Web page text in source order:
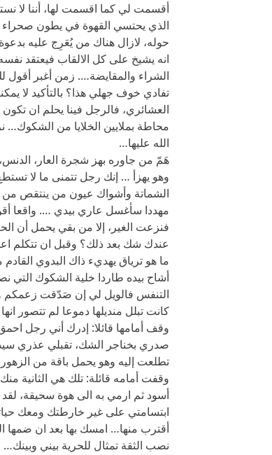
أقسمت لي كما اقسمت لها، أننا لا
الذي يحتسي القهوة في يطون صحراء
حوله، لازال هناك من يُعَرِج عليه
انه يشيخ على كل الالقاب فيعتقد
الشراء والمقايضة…. زمن أغبر أقول
تفادي خوف جهلي هذا؟ بالتأكيد لا
العشائري، فالرجل فينا يحلم ان
محاطة بملايين الخلايا من الشكوك…
الله عليها…
هَمّ من جاوره بهز شجرة العار،
وهو يهزأ … إنك رجل تتمنى ما لا
الشماتة وأشواك عيون من ينتقص من
مهددا سأغسل عاري بيدي …. واقعا
فنزعت الغير، إلا من بقي يحمل أن
عندك شك بعد ذلك؟ وقبل ان تتكلم
ما هو ترياق يهديء ذاك البدوي
أشاح بيده طاردا خلية الشكوك التي
التنفس فالويل لي إن صَدّقت زعمكم
كانت تبلل منديلها دموعا لم تتصور
وقف أمامها قائلا: إدرك أني رجل
صدري بخناجر الشك، تقبلي عذري
تطلعت إليه وهو يحمل باقة من
وقفت أمامه قائلة: تلك هي الثانية
أسود ثم ارمي به الى هوة سحيقة،
ابتسامتي على غير خارطتك ومعك
أقترب منها… امسك بها بعد ان
نصب الثقة تمثال للحرية بيني وبينك…